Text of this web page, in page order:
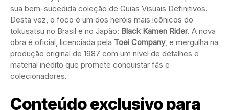
sua bem-sucedida coleção de Guias Visuais Definitivos.
Desta vez, o foco é um dos heróis mais icônicos do
tokusatsu no Brasil e no Japão: Black Kamen Rider. A nova
obra é oficial, licenciada pela Toei Company, e mergulha na
produção original de 1987 com um nível de detalhes e
material inédito que promete conquistar fãs e
colecionadores.
Conteúdo exclusivo para